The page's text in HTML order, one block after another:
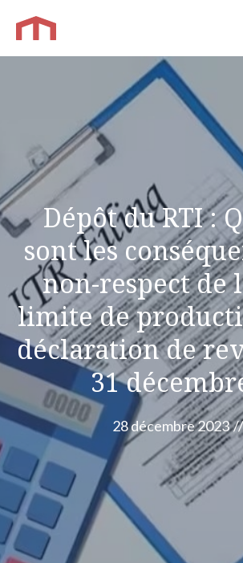
contenu
Dépôt du RTI :
sont les
non-respect de
limite de
déclaration de
31
28 décembre 2023 //